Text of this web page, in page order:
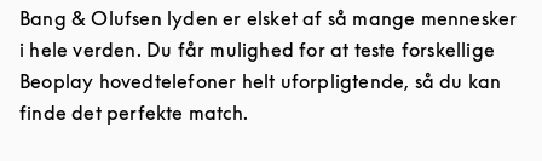
Bang & Olufsen lyden er elsket af så mange mennesker
i hele verden. Du får mulighed for at teste forskellige
Beoplay hovedtelefoner helt uforpligtende, så du kan
finde det perfekte match.